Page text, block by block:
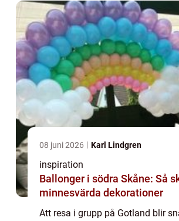
08 juni 2026 Karl Lindgren
inspiration
Ballonger i södra Skåne: Så
minnesvärda dekorationer
Att resa i grupp på Gotland blir